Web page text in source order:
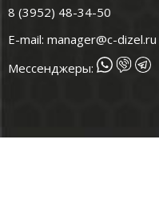
8 (3952) 48-34-50
E-mail: manager@c-dizel.ru
Мессенджеры: